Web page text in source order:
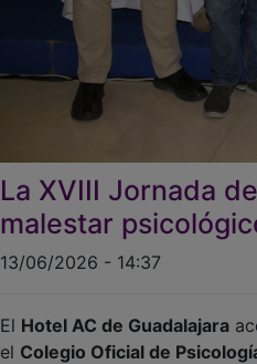
La XVIII Jornada
malestar
13/06/2026 - 14:37
El Hotel AC de Guadalajara
el Colegio Oficial de